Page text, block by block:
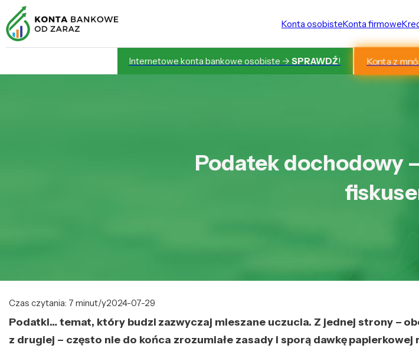
Konta osobisteKonta firmowe
Internetowe konta bankowe osobiste -> SPRAWDŹ! Konta z
Podatek dochodowy
Czas czytania: 7 minut/y2024-07-29
Podatki… temat, który budzi zazwyczaj mieszane uczucia. Z jednej strony –
z drugiej – często nie do końca zrozumiałe zasady i sporą dawkę papierkowej